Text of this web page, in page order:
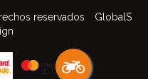
reservados
GlobalS